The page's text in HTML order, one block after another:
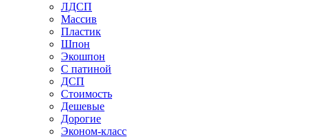
ЛДСП
Массив
Пластик
Шпон
Экошпон
С патиной
ДСП
Стоимость
Дешевые
Дорогие
Эконом-класс